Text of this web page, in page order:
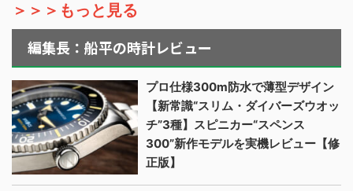
＞＞＞もっと見る
編集長：船平の時計レビュー
プロ仕様300m防水で薄型デザイン
【新常識“スリム・ダイバーズウオッ
チ”3種】スピニカー“スペンス
300”新作モデルを実機レビュー【修
正版】